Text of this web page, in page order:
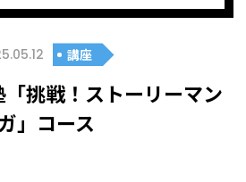
講座
挑戦！ストーリーマン
」コース